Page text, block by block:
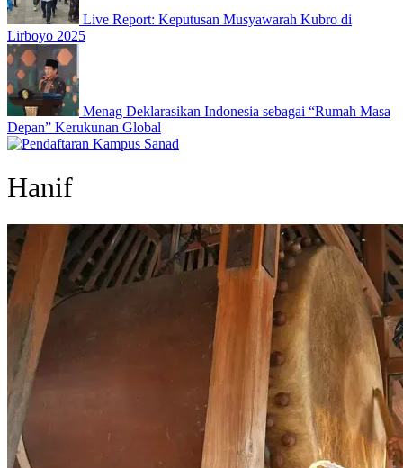
Live Report: Keputusan Musyawarah Kubro di
Lirboyo 2025
Menag Deklarasikan Indonesia sebagai “Rumah Masa
Depan” Kerukunan Global
Hanif